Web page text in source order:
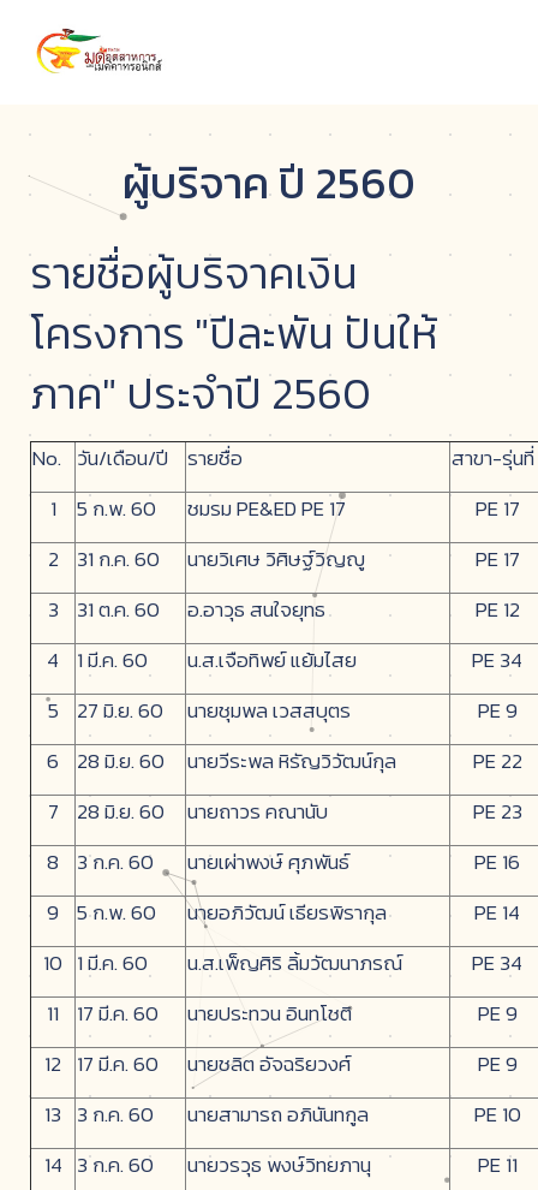
ผู้บริจาค ปี 2560
รายชื่อผู้บริจาคเงิน
โครงการ "ปีละพัน ปันให้
ภาค" ประจำปี 2560
No. วัน/เดือน/ปี รายชื่อ
สาขา-รุ่นที่
1
5 ก.พ. 60 ชมรม PE&ED PE 17
PE 17
2
31 ก.ค. 60 นายวิเศษ วิศิษฐ์วิญญู
PE 17
3
31 ต.ค. 60 อ.อาวุธ สนใจยุทธ
PE 12
4
1 มี.ค. 60 น.ส.เจือทิพย์ แย้มไสย
PE 34
5
27 มิ.ย. 60 นายชุมพล เวสสบุตร
PE 9
6
28 มิ.ย. 60 นายวีระพล หิรัญวิวัฒน์กุล
PE 22
7
28 มิ.ย. 60 นายถาวร คณานับ
PE 23
8
3 ก.ค. 60 นายเผ่าพงษ์ ศุภพันธ์
PE 16
9
5 ก.พ. 60 นายอภิวัฒน์ เธียรพิรากุล
PE 14
10 1 มี.ค. 60 น.ส.เพ็ญศิริ ลิ้มวัฒนาภรณ์
PE 34
11
17 มี.ค. 60 นายประทวน อินทโชติ
PE 9
12 17 มี.ค. 60 นายชลิต อัจฉริยวงศ์
PE 9
13 3 ก.ค. 60 นายสามารถ อภินันทกูล
PE 10
14 3 ก.ค. 60 นายวรวุธ พงษ์วิทยภานุ
PE 11